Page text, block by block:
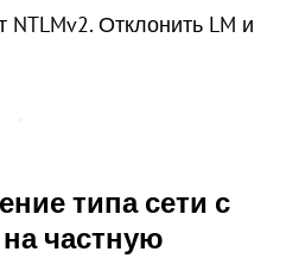
NTLMv2. Отклонить LM и
типа сети с
частную